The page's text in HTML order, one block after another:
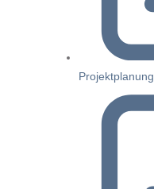
Projektplanung